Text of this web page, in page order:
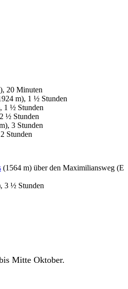
20 Minuten
m), 1 ½ Stunden
1 ½ Stunden
½ Stunden
3 Stunden
Stunden
(1564 m) über den Maximiliansweg (E
3 ½ Stunden
Mitte Oktober.